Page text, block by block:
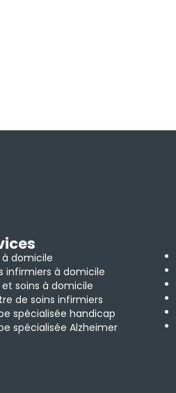
à domicile
infirmiers à domicile
et soins à domicile
de soins infirmiers
spécialisée handicap
spécialisée Alzheimer